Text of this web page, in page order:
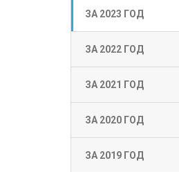
ЗА 2023 ГОД
ЗА 2022 ГОД
ЗА 2021 ГОД
ЗА 2020 ГОД
ЗА 2019 ГОД